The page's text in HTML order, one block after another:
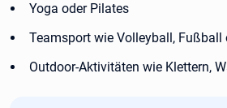
Yoga oder Pilates
Teamsport wie Volleyball, Fußball
Outdoor-Aktivitäten wie Klettern,